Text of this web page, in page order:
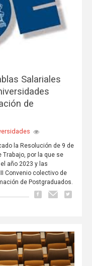
Salariales
de
la Resolución de 9 de
Trabajo, por la que se
año 2023 y las
Convenio colectivo de
de Postgraduados.